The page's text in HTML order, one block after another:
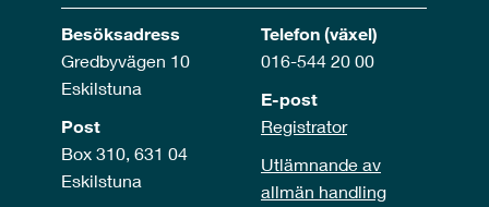
Besöksadress
Gredbyvägen 10
Eskilstuna
Post
Box 310, 631 04
Eskilstuna
Telefon (växel)
016-544 20 00
E-post
Registrator
Utlämnande av
allmän handling